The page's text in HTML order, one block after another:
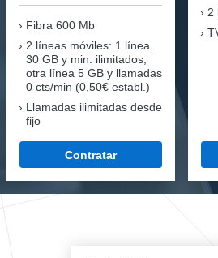
Fibra 600 Mb
2 líneas móviles: 1 línea
30 GB y min. ilimitados;
otra línea 5 GB y llamadas
0 cts/min (0,50€ establ.)
Llamadas ilimitadas desde
fijo
Contratar
2